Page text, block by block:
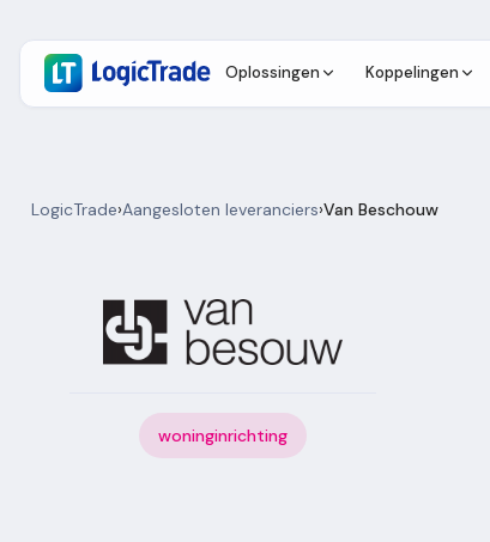
Oplossingen Koppelingen
LogicTrade›Aangesloten leveranciers›Van Beschouw
woninginrichting